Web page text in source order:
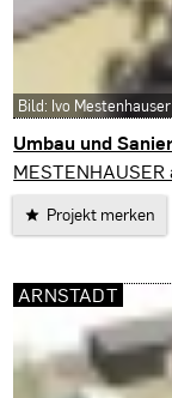
Umbau und
Kirchheim
Projekt merken
Bild: Ivo Mestenhauser
ARNSTADT